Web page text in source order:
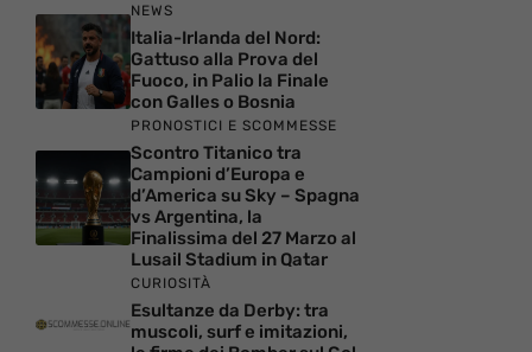
NEWS
Italia-Irlanda del Nord:
Gattuso alla Prova del
Fuoco, in Palio la Finale
con Galles o Bosnia
PRONOSTICI E SCOMMESSE
Scontro Titanico tra
Campioni d’Europa e
d’America su Sky – Spagna
vs Argentina, la
Finalissima del 27 Marzo al
Lusail Stadium in Qatar
CURIOSITÀ
Esultanze da Derby: tra
muscoli, surf e imitazioni,